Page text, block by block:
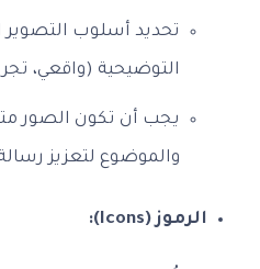
تحديد أسلوب التصوير
التوضيحية (واقعي،
يجب أن تكون الصور
والموضوع لتعزيز رسالة
الرموز (Icons):